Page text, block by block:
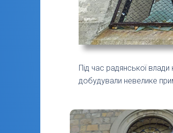
Під час радянської
добудували невелике